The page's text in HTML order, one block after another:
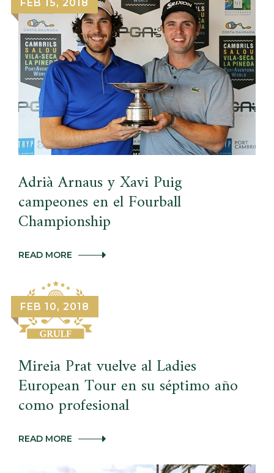
FEB 15, 2018
Adrià Arnaus y Xavi Puig
campeones en el Fourball
Championship
READ MORE ADRIÀ
XAVI
PUIG
CAMPEONES
EN
EL
FOURBALL
FEB 10, 2018
Mireia Prat vuelve al Ladies
European Tour en su séptimo año
como profesional
READ MORE MIREIA